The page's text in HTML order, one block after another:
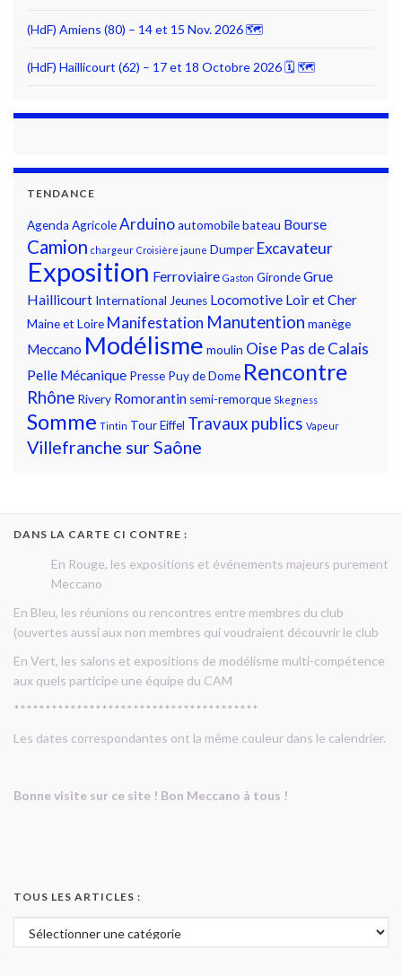
(HdF) Amiens (80) – 14 et 15 Nov. 2026 🗺
(HdF) Haillicourt (62) – 17 et 18 Octobre 2026 🗓 🗺
TENDANCE
Agenda AgricoleArduinoautomobilebateau Bourse
Camion chargeur Croisière jaune Dumper Excavateur
Exposition Ferroviaire Gaston GirondeGrue
Haillicourt International Jeunes Locomotive Loir et Cher
Maine et Loire Manifestation Manutention manège
Meccano Modélisme moulin Oise Pas de Calais
Pelle Mécanique Presse Puy de Dome Rencontre
Rhône Rivery Romorantin semi-remorque Skegness
Somme Tintin Tour Eiffel Travaux publics Vapeur
Villefranche sur Saône
DANS LA CARTE CI CONTRE :
En Rouge, les expositions et événements majeurs purement
Meccano
En Bleu, les réunions ou rencontres entre membres du club
(ouvertes aussi aux non membres qui voudraient découvrir le club
En Vert, les salons et expositions de modélisme multi-compétence
aux quels participe une équipe du CAM
***************************************
Les dates correspondantes ont la même couleur dans le calendrier.
Bonne visite sur ce site ! Bon Meccano à tous !
TOUS LES ARTICLES :
Tous les articles :